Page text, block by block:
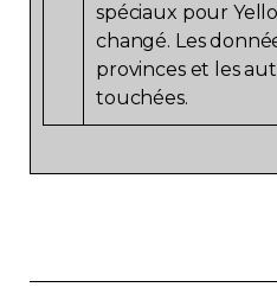
spéciaux pour
changé. Les
provinces et les
touchées.